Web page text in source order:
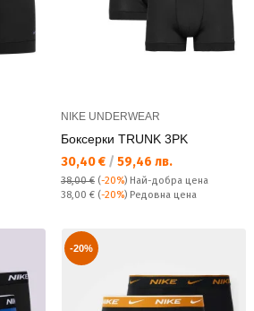
NIKE UNDERWEAR
Боксерки TRUNK 3PK
Текуща цена:
30,40 € / 59,46 лв.
38,00 € (-20%) Най-добра цена
Редовна цена:
38,00 € (-20%) Редовна цена
-20%